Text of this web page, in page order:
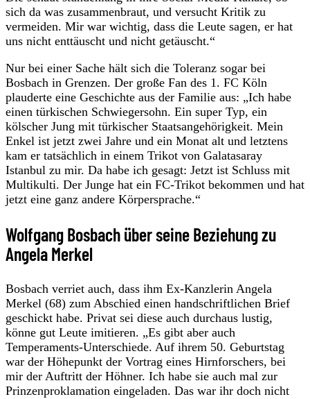
sich da was zusammenbraut, und versucht Kritik zu
vermeiden. Mir war wichtig, dass die Leute sagen, er hat
uns nicht enttäuscht und nicht getäuscht.“
Nur bei einer Sache hält sich die Toleranz sogar bei
Bosbach in Grenzen. Der große Fan des 1. FC Köln
plauderte eine Geschichte aus der Familie aus: „Ich habe
einen türkischen Schwiegersohn. Ein super Typ, ein
kölscher Jung mit türkischer Staatsangehörigkeit. Mein
Enkel ist jetzt zwei Jahre und ein Monat alt und letztens
kam er tatsächlich in einem Trikot von Galatasaray
Istanbul zu mir. Da habe ich gesagt: Jetzt ist Schluss mit
Multikulti. Der Junge hat ein FC-Trikot bekommen und hat
jetzt eine ganz andere Körpersprache.“
Wolfgang Bosbach über seine Beziehung zu
Angela Merkel
Bosbach verriet auch, dass ihm Ex-Kanzlerin Angela
Merkel (68) zum Abschied einen handschriftlichen Brief
geschickt habe. Privat sei diese auch durchaus lustig,
könne gut Leute imitieren. „Es gibt aber auch
Temperaments-Unterschiede. Auf ihrem 50. Geburtstag
war der Höhepunkt der Vortrag eines Hirnforschers, bei
mir der Auftritt der Höhner. Ich habe sie auch mal zur
Prinzenproklamation eingeladen. Das war ihr doch nicht